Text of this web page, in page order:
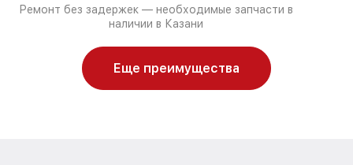
Ремонт без задержек — необходимые запчасти в
наличии в Казани
Еще преимущества